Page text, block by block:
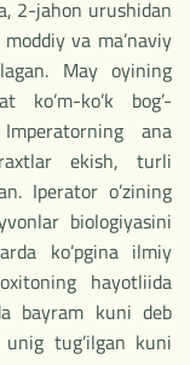
2-jahon urushidan
va ma’naviy
May oyining
ko’m-ko’k bog’-
ana
ekish, turli
Iperator o’zining
biologiyasini
ko’pgina ilmiy
hayotliida
bayram kuni deb
tug’ilgan kuni